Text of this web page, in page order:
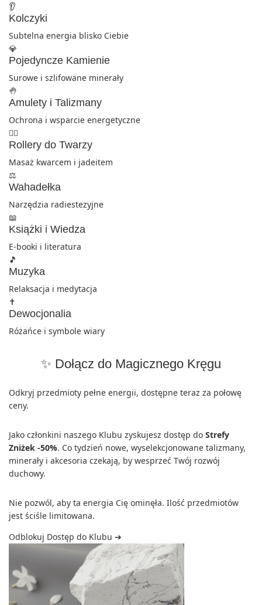
👂
Kolczyki
Subtelna energia blisko Ciebie
💎
Pojedyncze Kamienie
Surowe i szlifowane minerały
🤚
Amulety i Talizmany
Ochrona i wsparcie energetyczne
💆‍♀️
Rollery do Twarzy
Masaż kwarcem i jadeitem
⚖️
Wahadełka
Narzędzia radiestezyjne
📖
Książki i Wiedza
E-booki i literatura
🎵
Muzyka
Relaksacja i medytacja
✝️
Dewocjonalia
Różańce i symbole wiary
✨ Dołącz do Magicznego Kręgu
Odkryj przedmioty pełne energii, dostępne teraz za połowę
ceny.
Jako członkini naszego Klubu zyskujesz dostęp do Strefy
Zniżek -50%. Co tydzień nowe, wyselekcjonowane talizmany,
minerały i akcesoria czekają, by wesprzeć Twój rozwój
duchowy.
Nie pozwól, aby ta energia Cię ominęła. Ilość przedmiotów
jest ściśle limitowana.
Odblokuj Dostęp do Klubu ➔